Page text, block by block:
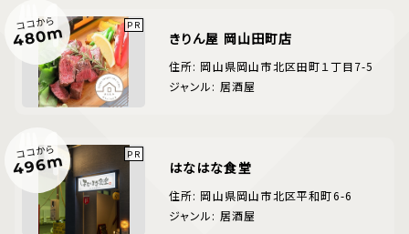
ココから
480m きりん屋 岡山田町店
住所: 岡山県岡山市北区田町１丁目7-5
ジャンル: 居酒屋
ココから
496m はなはな食堂
住所: 岡山県岡山市北区平和町6-6
ジャンル: 居酒屋